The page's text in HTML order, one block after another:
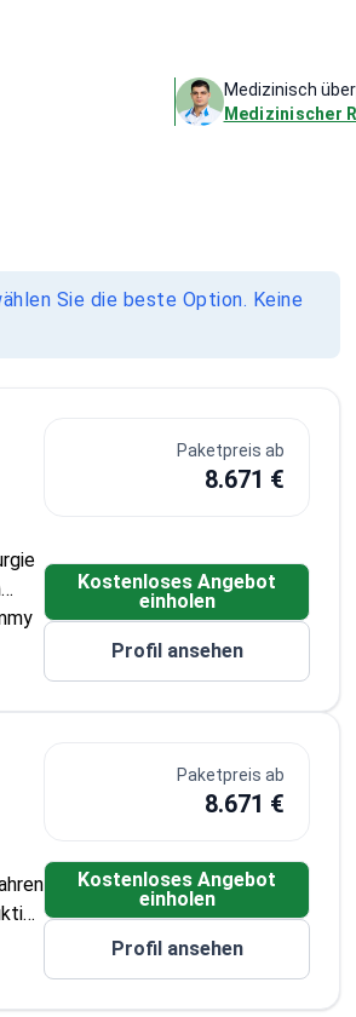
Medizinisch
Medizinischer
Sie die beste Option. Keine
Paketpreis ab
8.671 €
Kostenloses Angebot
einholen
Profil ansehen
Paketpreis ab
8.671 €
Kostenloses Angebot
einholen
Profil ansehen